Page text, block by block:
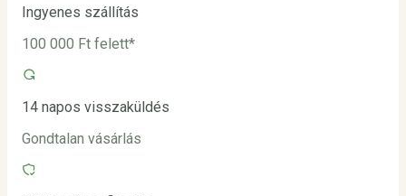
Ingyenes szállítás
100 000 Ft felett*
14 napos visszaküldés
Gondtalan vásárlás